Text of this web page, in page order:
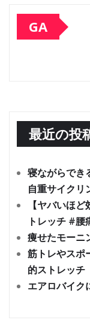
GA
最近の投
寝ながらでき
自重サイクリ
【ヤバいほ
トレッチ #
痩せたモーニ
筋トレやスポ
的ストレッチ
エアロバイク